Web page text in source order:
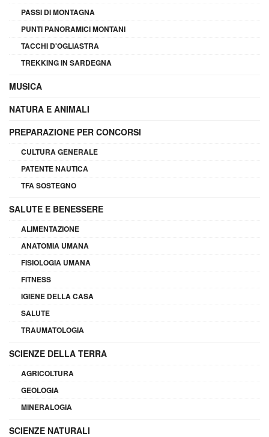
PASSI DI MONTAGNA
PUNTI PANORAMICI MONTANI
TACCHI D'OGLIASTRA
TREKKING IN SARDEGNA
MUSICA
NATURA E ANIMALI
PREPARAZIONE PER CONCORSI
CULTURA GENERALE
PATENTE NAUTICA
TFA SOSTEGNO
SALUTE E BENESSERE
ALIMENTAZIONE
ANATOMIA UMANA
FISIOLOGIA UMANA
FITNESS
IGIENE DELLA CASA
SALUTE
TRAUMATOLOGIA
SCIENZE DELLA TERRA
AGRICOLTURA
GEOLOGIA
MINERALOGIA
SCIENZE NATURALI